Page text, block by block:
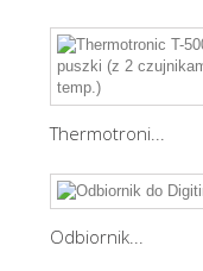
Thermotroni...
Odbiornik...